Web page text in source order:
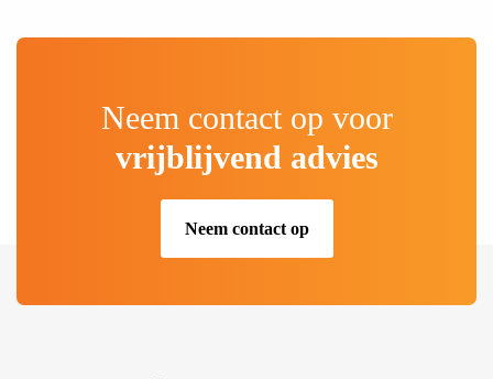
Neem contact op voor
vrijblijvend advies
Neem contact op